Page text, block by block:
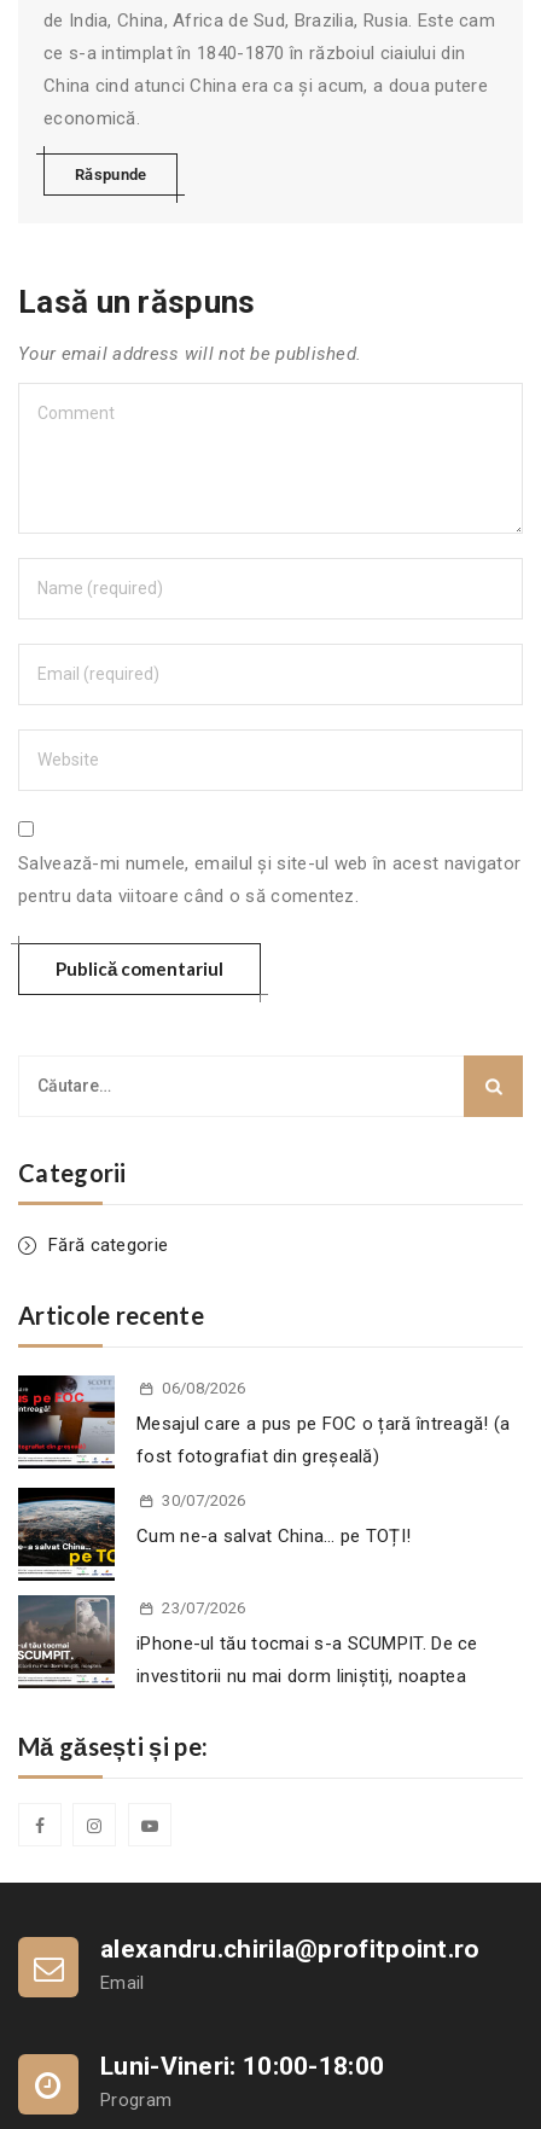
de India, China, Africa de Sud, Brazilia, Rusia. Este cam
ce s-a intimplat în 1840-1870 în războiul ciaiului din
China cind atunci China era ca și acum, a doua putere
economică.
Răspunde
Lasă un răspuns
Your email address will not be published.
Salvează-mi numele, emailul și site-ul web în acest navigator
pentru data viitoare când o să comentez.
Categorii
Fără categorie
Articole recente
06/08/2026
Mesajul care a pus pe FOC o țară întreagă! (a
fost fotografiat din greșeală)
30/07/2026
Cum ne-a salvat China… pe TOȚI!
23/07/2026
iPhone-ul tău tocmai s-a SCUMPIT. De ce
investitorii nu mai dorm liniștiți, noaptea
Mă găsești și pe:
alexandru.chirila@profitpoint.ro
Email
Luni-Vineri: 10:00-18:00
Program